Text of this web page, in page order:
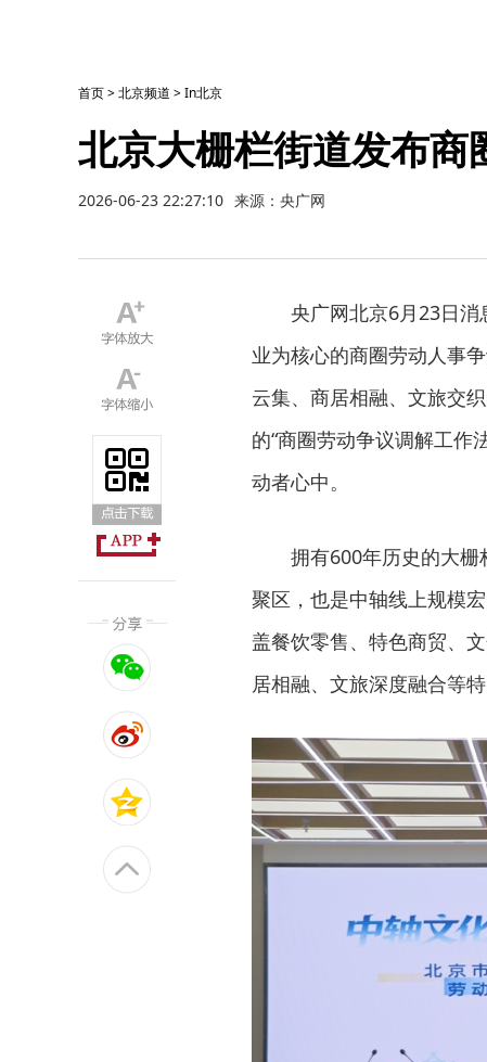
首页>北京频道 >In北京
北京大栅栏街道发布
2026-06-23 22:27:10 来源：央广网
央广网北京6月23日
业为核心的商圈劳动人事
云集、商居相融、文旅交
的“商圈劳动争议调解工作
动者心中。
拥有600年历史的大
聚区，也是中轴线上规模
盖餐饮零售、特色商贸、
居相融、文旅深度融合等特